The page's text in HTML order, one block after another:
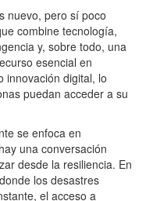
nuevo, pero sí poco
combine tecnología,
y, sobre todo, una
esencial en
innovación digital, lo
puedan acceder a su
se enfoca en
una conversación
desde la resiliencia. En
los desastres
el acceso a